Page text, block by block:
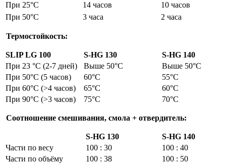
При 25°С
14 часов
10 часов
При 50°С
3 часа 2 часа
Термостойкость:
SLIP LG 100 S-HG 130
S-HG 140
При 23 °С (2-7 дней)
Выше 50°С
Выше 50°С
При 50°С (5 часов)
60°С
55°С
При 60°С (>4 часов)
65°С
60°С
При 90°С (>3 часов)
75°С 70°С
Соотношение смешивания, смола + отвердитель:
S-HG 130
S-HG 140
Части по весу
100 : 30
100 : 40
Части по объёму
100 : 38 100 : 50